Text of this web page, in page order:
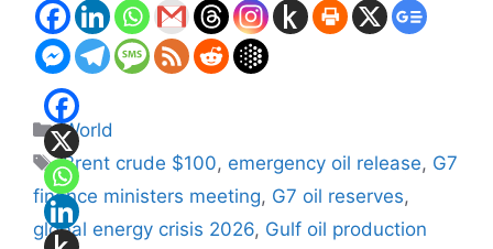
Categories
World
Tags
Brent crude $100, emergency oil release, G7
finance ministers meeting, G7 oil reserves,
global energy crisis 2026, Gulf oil production